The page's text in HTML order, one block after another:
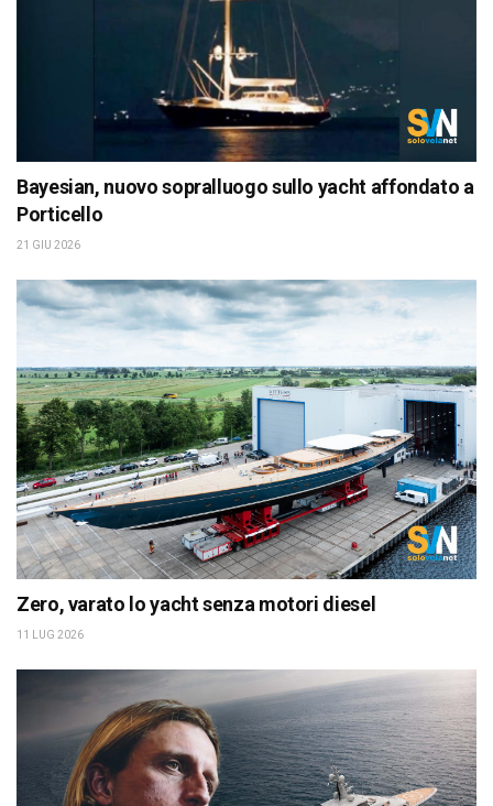
Bayesian, nuovo sopralluogo sullo yacht affondato a
Porticello
21 GIU 2026
Zero, varato lo yacht senza motori diesel
11 LUG 2026